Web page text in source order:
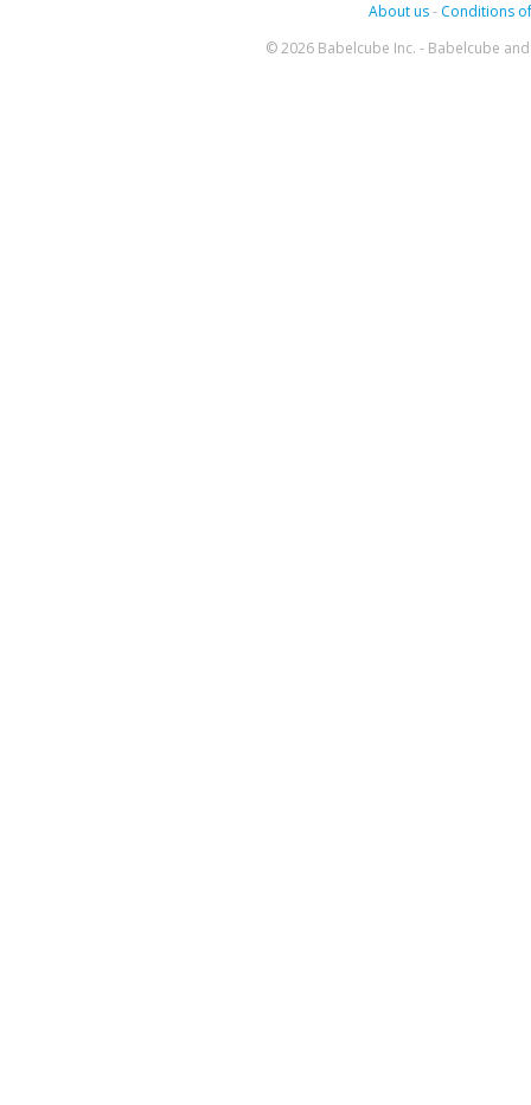
About us- Conditions
© 2026 Babelcube Inc. - Babelcube